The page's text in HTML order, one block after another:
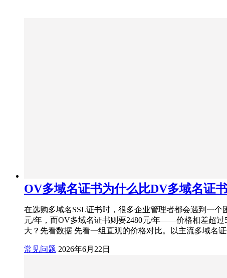
OV多域名证书为什么比DV多域名证
在选购多域名SSL证书时，很多企业管理者都会遇到一
元/年，而OV多域名证书则要2480元/年——价格相差超
大？先看数据 先看一组直观的价格对比。以主流多域名
常见问题 2026年6月22日